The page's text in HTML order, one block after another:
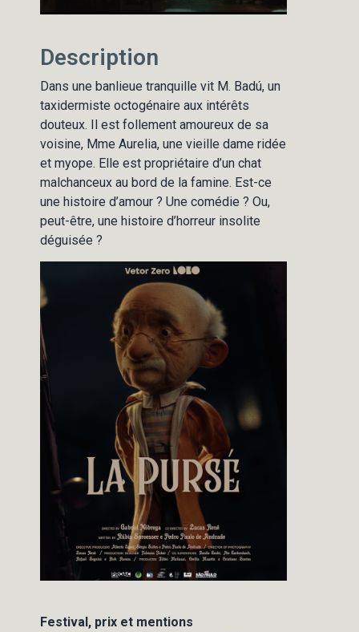
Description
Dans une banlieue tranquille vit M. Badú, un
taxidermiste octogénaire aux intérêts
douteux. Il est follement amoureux de sa
voisine, Mme Aurelia, une vieille dame ridée
et myope. Elle est propriétaire d’un chat
malchanceux au bord de la famine. Est-ce
une histoire d’amour ? Une comédie ? Ou,
peut-être, une histoire d’horreur insolite
déguisée ?
Festival, prix et mentions